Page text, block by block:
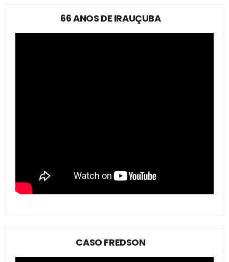
66 ANOS DE IRAUÇUBA
CASO FREDSON